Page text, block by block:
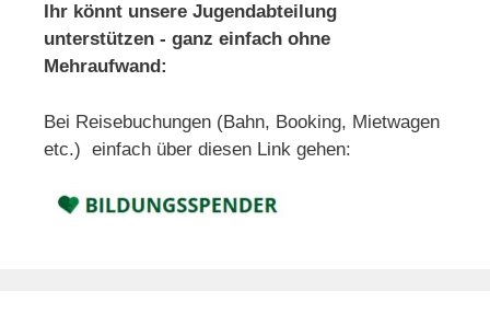
Ihr könnt unsere Jugendabteilung
unterstützen - ganz einfach ohne
Mehraufwand:
Bei Reisebuchungen (Bahn, Booking, Mietwagen
etc.) einfach über diesen Link gehen: